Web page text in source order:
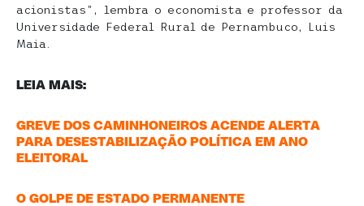
acionistas”, lembra o economista e professor da
Universidade Federal Rural de Pernambuco, Luis
Maia.
LEIA MAIS:
GREVE DOS CAMINHONEIROS ACENDE ALERTA
PARA DESESTABILIZAÇÃO POLÍTICA EM ANO
ELEITORAL
O GOLPE DE ESTADO PERMANENTE